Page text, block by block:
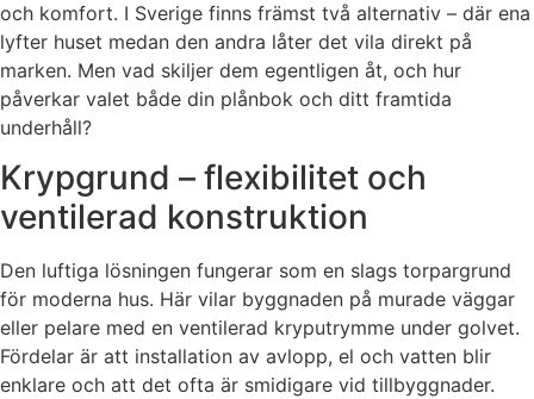
och komfort. I Sverige finns främst två alternativ – där ena
lyfter huset medan den andra låter det vila direkt på
marken. Men vad skiljer dem egentligen åt, och hur
påverkar valet både din plånbok och ditt framtida
underhåll?
Krypgrund – flexibilitet och
ventilerad konstruktion
Den luftiga lösningen fungerar som en slags torpargrund
för moderna hus. Här vilar byggnaden på murade väggar
eller pelare med en ventilerad kryputrymme under golvet.
Fördelar är att installation av avlopp, el och vatten blir
enklare och att det ofta är smidigare vid tillbyggnader.